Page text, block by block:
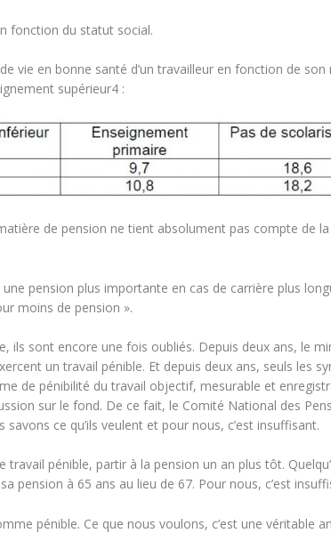
fonction du statut social.
vie en bonne santé d’un travailleur en fonction de son
supérieur4:
de pension ne tient absolument pas compte de
pension plus importante en cas de carrière plus
moins de pension ».
ils sont encore une fois oubliés. Depuis deux ans, le
un travail pénible. Et depuis deux ans, seuls les
de pénibilité du travail objectif, mesurable et
sur le fond. De ce fait, le Comité National des
ce qu’ils veulent et pour nous, c’est insuffisant.
pénible, partir à la pension un an plus tôt.
pension à 65 ans au lieu de 67. Pour nous, c’est
pénible. Ce que nous voulons, c’est une véritable